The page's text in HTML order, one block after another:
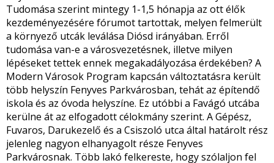
Tudomása szerint mintegy 1-1,5 hónapja az ott élők
kezdeményezésére fórumot tartottak, melyen felmerült
a környező utcák leválása Diósd irányában. Erről
tudomása van-e a városvezetésnek, illetve milyen
lépéseket tettek ennek megakadályozása érdekében? A
Modern Városok Program kapcsán változtatásra került
több helyszín Fenyves Parkvárosban, tehát az építendő
iskola és az óvoda helyszíne. Ez utóbbi a Favágó utcába
kerülne át az elfogadott célokmány szerint. A Gépész,
Fuvaros, Darukezelő és a Csiszoló utca által határolt rész
jelenleg nagyon elhanyagolt része Fenyves
Parkvárosnak. Több lakó felkereste, hogy szólaljon fel